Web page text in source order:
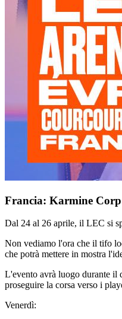
Francia: Karmine
Dal 24 al 26 aprile, il LEC si
Non vediamo l'ora che il tifo
che potrà mettere in mostra
L'evento avrà luogo durante il
proseguire la corsa verso i
Venerdì: